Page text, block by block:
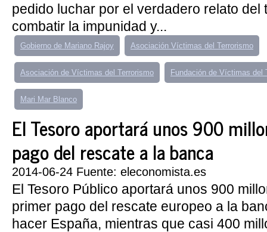
pedido luchar por el verdadero relato del
combatir la impunidad y...
Gobierno de Mariano Rajoy Asociación Víctimas del Terrorismo
Asociación de Víctimas del Terrorismo Fundación de Víctimas del
Mari Mar Blanco
El Tesoro aportará unos 900
pago del rescate a la banca
2014-06-24 Fuente: eleconomista.es
El Tesoro Público aportará unos 900
primer pago del rescate europeo a la
hacer España, mientras que casi 400